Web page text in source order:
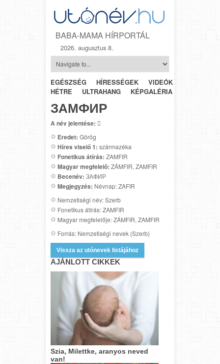
BABA-MAMA HÍRPORTÁL
2026. augusztus 8.
EGÉSZSÉG HÍRESSÉGEK VIDEÓK
HÉTRŐL-
HÉTRE
ULTRAHANG KÉPGALÉRIA
ЗАМФИР
A név jelentése: 
Eredet: Görög
Híres viselő 1: származéka
Fonetikus átírás: ZAMFIR
Magyar megfelelő: ZÁMFIR, ZAMFIR
Becenév: ЗАФИР
Megjegyzés: Névnap: ZAFIR
Nemzetiségi név: Szerb
Fonetikus átírás: ZAMFIR
Magyar megfelelője: ZÁMFIR, ZAMFIR
Forrás: Nemzetiségi nevek (Szerb)
Vissza az utónevek listájához
AJÁNLOTT CIKKEK
Szia, Milettke, aranyos neved
van!